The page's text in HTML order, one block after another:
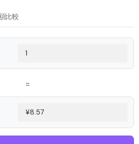
比較
=